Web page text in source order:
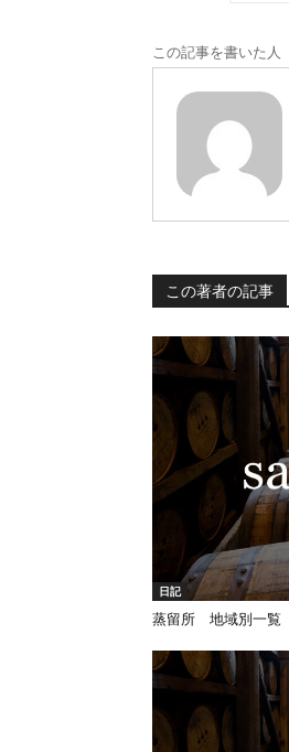
この記事を書いた人
この著者の記事
日記
蒸留所 地域別一覧